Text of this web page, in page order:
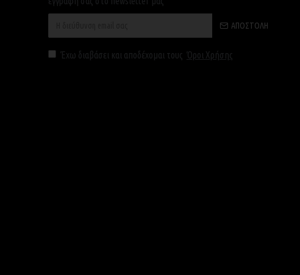
ΑΠΟΣΤΟΛΉ
Έχω διαβάσει και αποδέχομαι τους Όροι Χρήσης